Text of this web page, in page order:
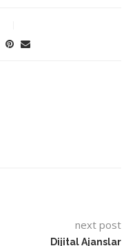
next post
Dijital Ajanslar